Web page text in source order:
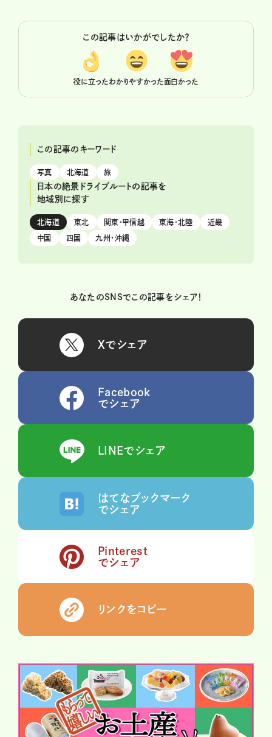
この記事はいかがでしたか？
役に立ったわかりやすかった面白かった
この記事のキーワード
写真 北海道 旅
日本の絶景ドライブルートの記事を
地域別に探す
北海道 東北 関東・甲信越 東海・北陸 近畿
中国 四国 九州・沖縄
あなたのSNSでこの記事をシェア！
Xでシェア
Facebook
でシェア
LINEでシェア
はてなブックマーク
でシェア
Pinterest
でシェア
リンクをコピー